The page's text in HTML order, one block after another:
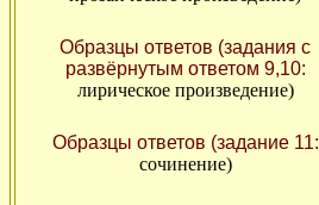
Образцы ответов (задания с
развёрнутым ответом 9,10:
лирическое произведение)
Образцы ответов (задание 11:
сочинение)